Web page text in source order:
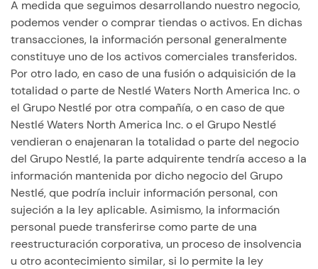
A medida que seguimos desarrollando nuestro negocio,
podemos vender o comprar tiendas o activos. En dichas
transacciones, la información personal generalmente
constituye uno de los activos comerciales transferidos.
Por otro lado, en caso de una fusión o adquisición de la
totalidad o parte de Nestlé Waters North America Inc. o
el Grupo Nestlé por otra compañía, o en caso de que
Nestlé Waters North America Inc. o el Grupo Nestlé
vendieran o enajenaran la totalidad o parte del negocio
del Grupo Nestlé, la parte adquirente tendría acceso a la
información mantenida por dicho negocio del Grupo
Nestlé, que podría incluir información personal, con
sujeción a la ley aplicable. Asimismo, la información
personal puede transferirse como parte de una
reestructuración corporativa, un proceso de insolvencia
u otro acontecimiento similar, si lo permite la ley